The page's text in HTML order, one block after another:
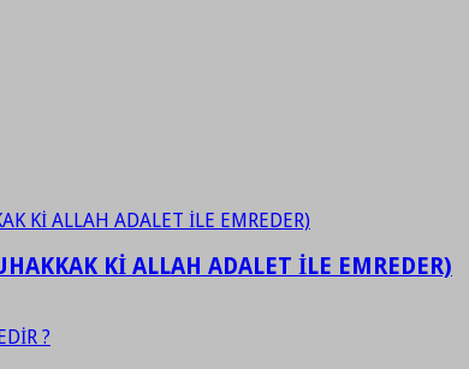
Kİ ALLAH ADALET İLE EMREDER)